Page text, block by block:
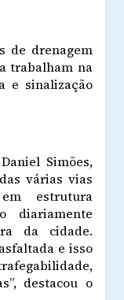
de drenagem
trabalham na
e sinalização
Simões,
várias vias
estrutura
diariamente
da cidade.
e isso
destacou o